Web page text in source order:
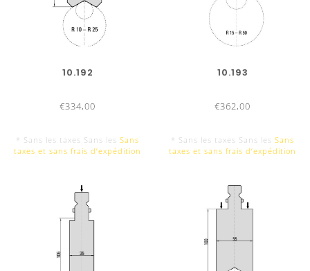
10.192
€334,00
* Sans les taxes Sans les Sans
taxes et sans frais d‘expédition
10.193
€362,00
* Sans les taxes Sans les Sans
taxes et sans frais d‘expédition